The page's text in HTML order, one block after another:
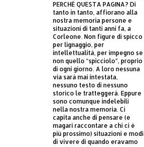
PERCHÈ QUESTA PAGINA? Di
tanto in tanto, affiorano alla
nostra memoria persone e
situazioni di tanti anni fa, a
Corleone. Non figure di spicco
per lignaggio, per
intellettualità, per impegno se
non quello “spicciolo”, proprio
di ogni giorno. A loro nessuna
via sarà mai intestata,
nessuno testo di nessuno
storico le tratteggerà. Eppure
sono comunque indelebili
nella nostra memoria. Ci
capita anche di pensare (e
magari raccontare a chi ci è
più prossimo) situazioni e modi
di vivere di quando eravamo